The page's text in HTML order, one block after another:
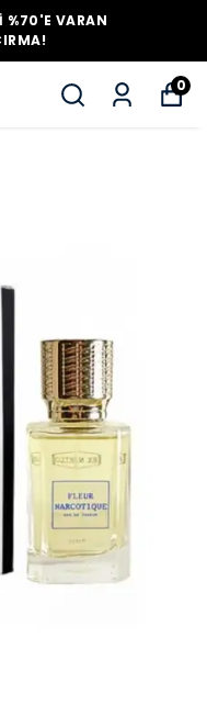
%70'E VARAN
0